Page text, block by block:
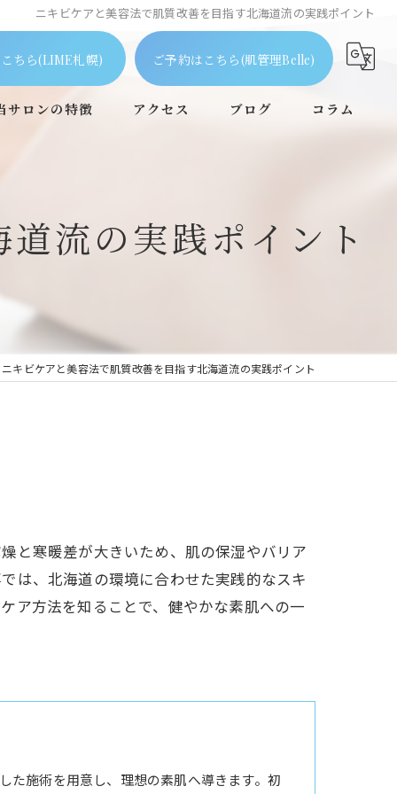
ニキビケアと美容法で肌質改善を目指す北海道流の実践ポイント
ちら(LIME札幌) ご予約はこちら(肌管理Belle)
サロンの特徴
ェイシャル
アクセス ブログ コラム
流の実践ポイント
ニキビケアと美容法で肌質改善を目指す北海道流の実践ポイント
と寒暖差が大きいため、肌の保湿やバリア
は、北海道の環境に合わせた実践的なスキ
ア方法を知ることで、健やかな素肌への一
た施術を用意し、理想の素肌へ導きます。初